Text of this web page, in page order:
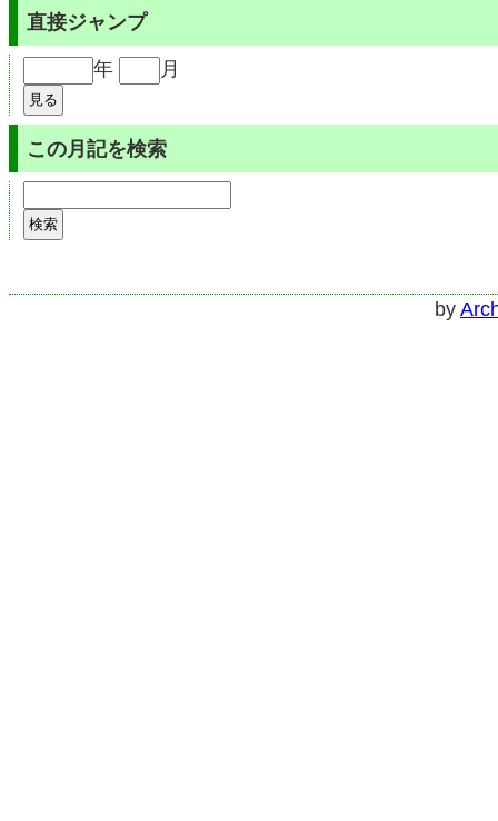
直接ジャンプ
年 月
この月記を検索
by